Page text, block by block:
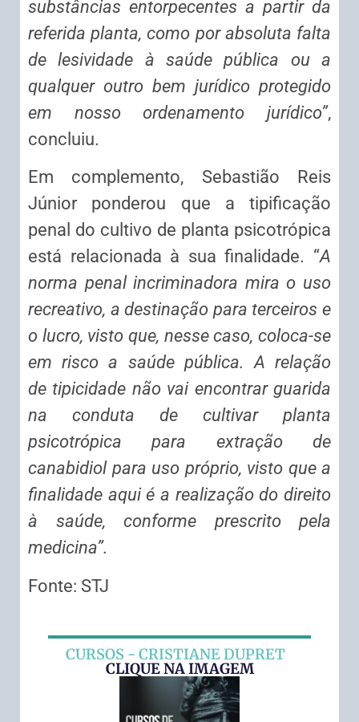
substâncias entorpecentes a partir da
referida planta, como por absoluta falta
de lesividade à saúde pública ou a
qualquer outro bem jurídico protegido
em nosso ordenamento jurídico”,
concluiu.
Em complemento, Sebastião Reis
Júnior ponderou que a tipificação
penal do cultivo de planta psicotrópica
está relacionada à sua finalidade. “A
norma penal incriminadora mira o uso
recreativo, a destinação para terceiros e
o lucro, visto que, nesse caso, coloca-se
em risco a saúde pública. A relação
de tipicidade não vai encontrar guarida
na conduta de cultivar planta
psicotrópica para extração de
canabidiol para uso próprio, visto que a
finalidade aqui é a realização do direito
à saúde, conforme prescrito pela
medicina”.
Fonte: STJ
CURSOS - CRISTIANE DUPRET
CLIQUE NA IMAGEM